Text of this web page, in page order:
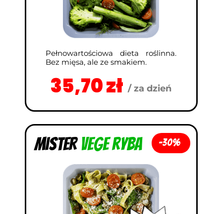
-30%
Mistervege ryba
/ za dzień
35,70 zł
Pełnowartościowa dieta roślinna.
Bez mięsa, ale ze smakiem.